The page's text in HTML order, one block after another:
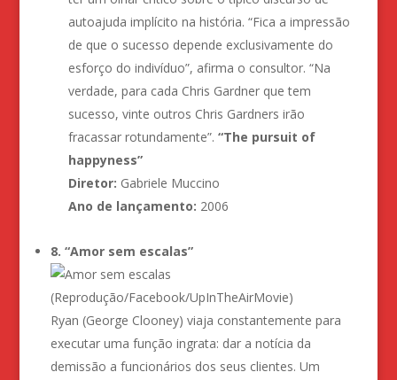
autoajuda implícito na história. “Fica a impressão
de que o sucesso depende exclusivamente do
esforço do indivíduo”, afirma o consultor. “Na
verdade, para cada Chris Gardner que tem
sucesso, vinte outros Chris Gardners irão
fracassar rotundamente”. “The pursuit of
happyness”
Diretor: Gabriele Muccino
Ano de lançamento: 2006
8. “Amor sem escalas”
(Reprodução/Facebook/UpInTheAirMovie)
Ryan (George Clooney) viaja constantemente para
executar uma função ingrata: dar a notícia da
demissão a funcionários dos seus clientes. Um